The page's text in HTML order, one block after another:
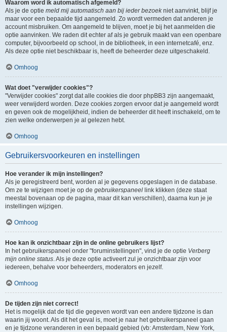
Waarom word ik automatisch afgemeld?
Als je de optie meld mij automatisch aan bij ieder bezoekniet aanvinkt, blijf je
maar voor een bepaalde tijd aangemeld. Zo wordt vermeden dat anderen je
account misbruiken. Om aangemeld te blijven, moet je bij het aanmelden die
optie aanvinken. We raden dit echter af als je gebruik maakt van een openbare
computer, bijvoorbeeld op school, in de bibliotheek, in een internetcafé, enz.
Als deze optie niet beschikbaar is, heeft de beheerder deze uitgeschakeld.
Omhoog
Wat doet "verwijder cookies"?
"Verwijder cookies" zorgt dat alle cookies die door phpBB3 zijn aangemaakt,
weer verwijderd worden. Deze cookies zorgen ervoor dat je aangemeld wordt
en geven ook de mogelijkheid, indien de beheerder dit heeft inschakeld, om te
zien welke onderwerpen je al gelezen hebt.
Omhoog
Gebruikersvoorkeuren en instellingen
Hoe verander ik mijn instellingen?
Als je geregistreerd bent, worden al je gegevens opgeslagen in de database.
Om ze te wijzigen moet je op de gebruikerspaneel link klikken (deze staat
meestal bovenaan op de pagina, maar dit kan verschillen), daarna kun je je
instellingen wijzigen.
Omhoog
Hoe kan ik onzichtbaar zijn in de online gebruikers lijst?
In het gebruikerspaneel onder "foruminstellingen", vind je de optie Verberg
mijn online status. Als je deze optie activeert zul je onzichtbaar zijn voor
iedereen, behalve voor beheerders, moderators en jezelf.
Omhoog
De tijden zijn niet correct!
Het is mogelijk dat de tijd die gegeven wordt van een andere tijdzone is dan
waarin jij woont. Als dit het geval is, moet je naar het gebruikerspaneel gaan
en je tijdzone veranderen in een bepaald gebied (vb: Amsterdam, New York,